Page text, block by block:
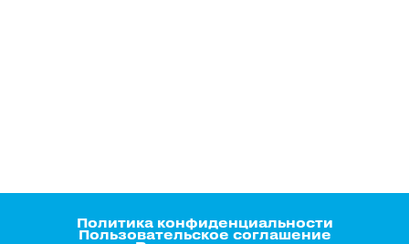
Политика конфиденциальности
Пользовательское соглашение